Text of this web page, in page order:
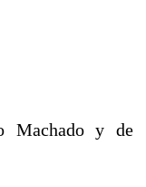
Machado y de